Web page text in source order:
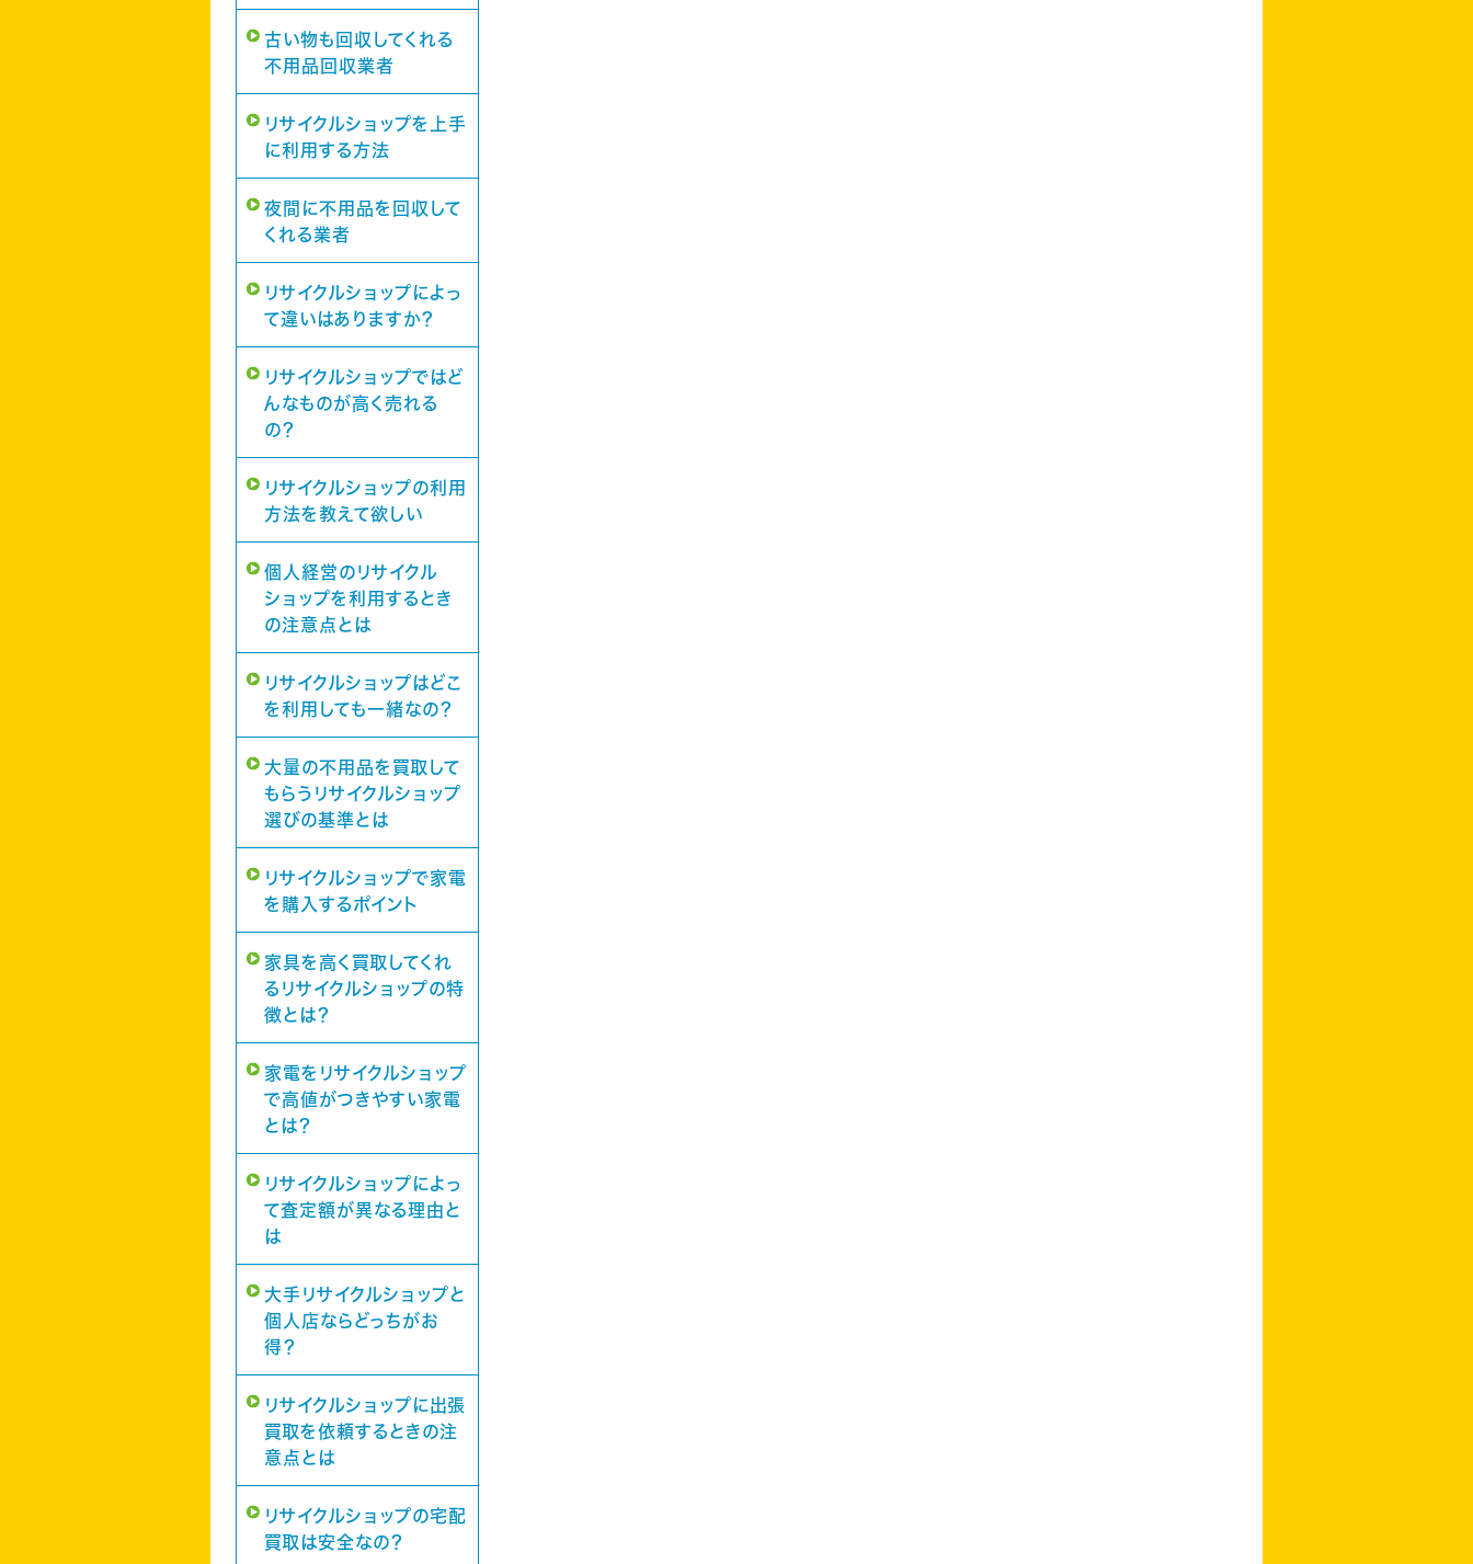
古い物も回収してくれる
不用品回収業者
リサイクルショップを上手
に利用する方法
夜間に不用品を回収して
くれる業者
リサイクルショップによっ
て違いはありますか？
リサイクルショップではど
んなものが高く売れる
の？
リサイクルショップの利用
方法を教えて欲しい
個人経営のリサイクル
ショップを利用するとき
の注意点とは
リサイクルショップはどこ
を利用しても一緒なの？
大量の不用品を買取して
もらうリサイクルショップ
選びの基準とは
リサイクルショップで家電
を購入するポイント
家具を高く買取してくれ
るリサイクルショップの特
徴とは？
家電をリサイクルショップ
で高値がつきやすい家電
とは？
リサイクルショップによっ
て査定額が異なる理由と
は
大手リサイクルショップと
個人店ならどっちがお
得？
リサイクルショップに出張
買取を依頼するときの注
意点とは
リサイクルショップの宅配
買取は安全なの？